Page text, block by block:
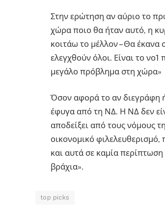
Στην ερώτηση αν αύριο το
χώρα ποιο θα ήταν αυτό, η
κοιτάω το μέλλον – Θα
ελεγχθούν όλοι. Είναι το
μεγάλο πρόβλημα στη χώρα»
Όσον αφορά το αν διεγράφη
έφυγα από τη ΝΔ. Η ΝΔ δεν
αποδείξει από τους νόμους
οικονομικό
και αυτά σε καμία περίπτωση
βράχια».
top picks